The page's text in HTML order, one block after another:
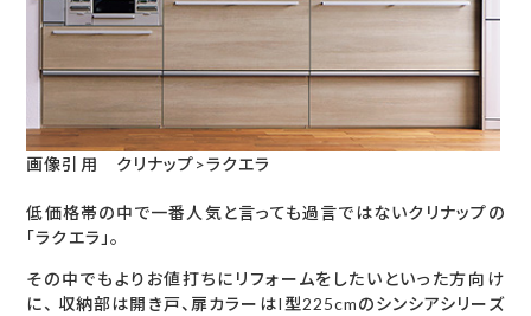
画像引用 クリナップ>ラクエラ
低価格帯の中で一番人気と言っても過言ではないクリナップの
「ラクエラ」。
その中でもよりお値打ちにリフォームをしたいといった方向け
に、 収納部は開き戸、扉カラーはI型225cmのシンシアシリーズ